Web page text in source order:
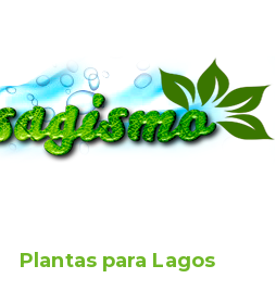
Plantas para Lagos